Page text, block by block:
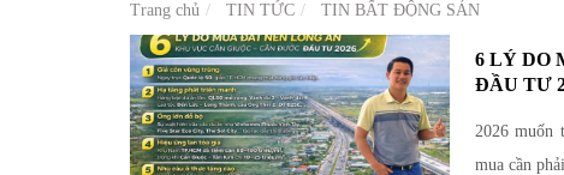
Trang chủ TIN TỨC TIN BẤT ĐỘNG SẢN
6 LÝ DO
ĐẦU TƯ
2026 muốn
mua cần